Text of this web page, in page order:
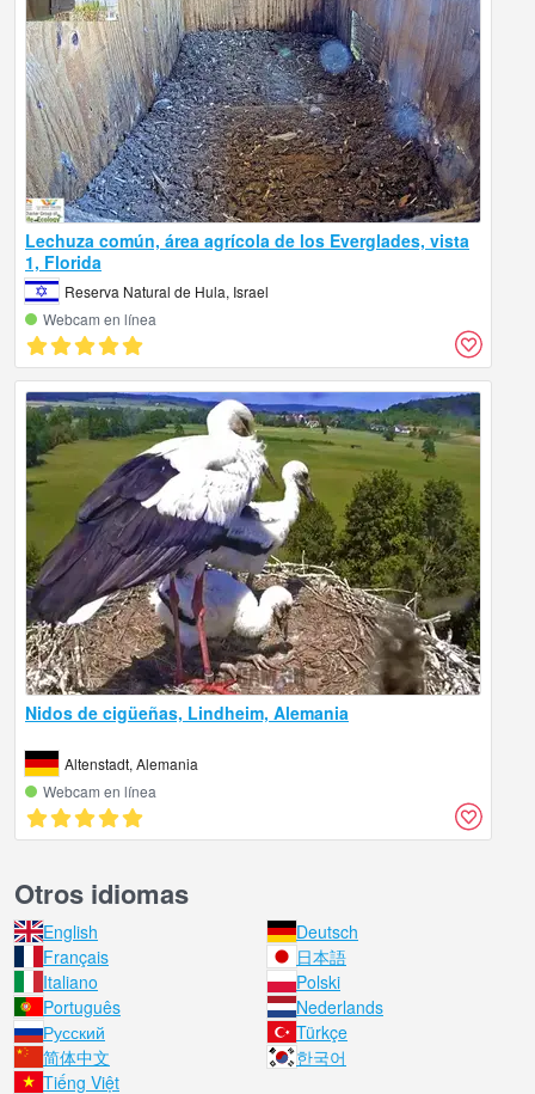
Lechuza común, área agrícola de los Everglades, vista
1, Florida
Reserva Natural de Hula, Israel
Webcam en línea
Nidos de cigüeñas, Lindheim, Alemania
Altenstadt, Alemania
Webcam en línea
Otros idiomas
English
Deutsch
Français
日本語
Italiano
Polski
Português
Nederlands
Русский
Türkçe
简体中文
한국어
Tiếng Việt